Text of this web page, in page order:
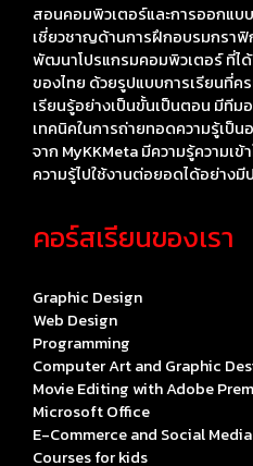
สอนคอมพิวเตอร์และการออกแบบ
เชี่ยวชาญด้านการฝึกอบรมกราฟิ
พัฒนาโปรแกรมคอมพิวเตอร์ ที่ไ
ของไทย ด้วยรูปแบบการเรียนที่ค
เรียนรู้อย่างเป็นขั้นเป็นตอน มีทีม
เทคนิคในการถ่ายทอดความรู้เป็
จาก MyKKMeta มีความรู้ความเข้
ความรู้ไปใช้งานต่อยอดได้อย่าง
คอร์สเรียนของเรา
Graphic Design
Web Design
Programming
Computer Art and Graphic
Movie Editing with Adobe
Microsoft Office
E-Commerce and Social Media
Courses for kids